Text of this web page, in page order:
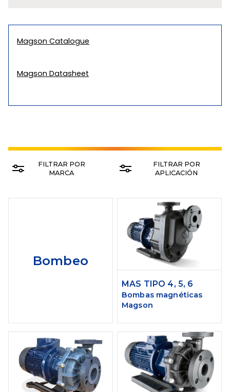
Magson Catalogue
Magson Datasheet
FILTRAR POR
MARCA
FILTRAR POR
APLICACIÓN
Bombeo
MAS TIPO 4, 5, 6
Bombas magnéticas
Magson